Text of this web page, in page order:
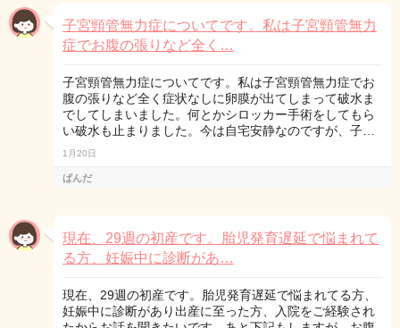
子宮頸管無力症についてです。私は子宮頸管無力
症でお腹の張りなど全く…
子宮頸管無力症についてです。私は子宮頸管無力症でお
腹の張りなど全く症状なしに卵膜が出てしまって破水ま
でしてしまいました。何とかシロッカー手術をしてもら
い破水も止まりました。今は自宅安静なのですが、子…
1月20日
ぱんだ
現在、29週の初産です。胎児発育遅延で悩まれて
る方、妊娠中に診断があ…
現在、29週の初産です。胎児発育遅延で悩まれてる方、
妊娠中に診断があり出産に至った方、入院をご経験され